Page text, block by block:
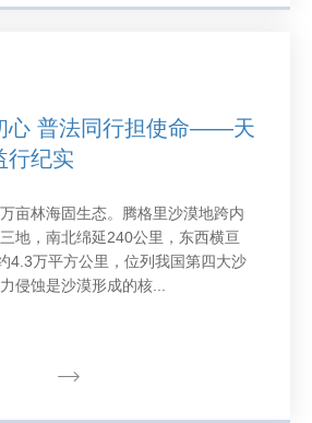
心 普法同行担使命——天
行纪实
亩林海固生态。腾格里沙漠地跨内
地，南北绵延240公里，东西横亘
4.3万平方公里，位列我国第四大沙
侵蚀是沙漠形成的核...